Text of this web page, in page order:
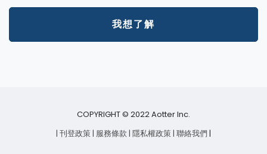
我想了解
COPYRIGHT © 2022 Aotter Inc.
| 刊登政策| 服務條款 | 隱私權政策| 聯絡我們 |